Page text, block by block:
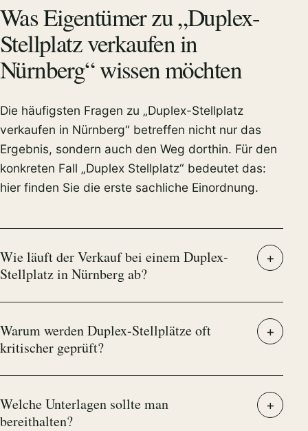
Was Eigentümer zu „Duplex-
Stellplatz verkaufen in
Nürnberg“ wissen möchten
Die häufigsten Fragen zu „Duplex-Stellplatz
verkaufen in Nürnberg“ betreffen nicht nur das
Ergebnis, sondern auch den Weg dorthin. Für den
konkreten Fall „Duplex Stellplatz“ bedeutet das:
hier finden Sie die erste sachliche Einordnung.
Wie läuft der Verkauf bei einem Duplex-
Stellplatz in Nürnberg ab?
Warum werden Duplex-Stellplätze oft
kritischer geprüft?
Welche Unterlagen sollte man
bereithalten?